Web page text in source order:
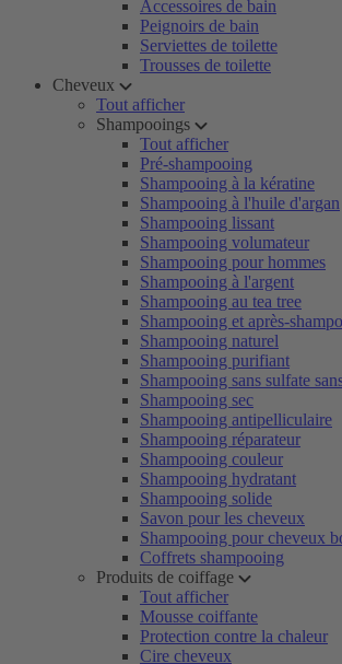
Accessoires de bain
Peignoirs de bain
Serviettes de toilette
Trousses de toilette
Cheveux
Tout afficher
Shampooings
Tout afficher
Pré-shampooing
Shampooing à la kératine
Shampooing à l'huile d'argan
Shampooing lissant
Shampooing volumateur
Shampooing pour hommes
Shampooing à l'argent
Shampooing au tea tree
Shampooing et après-
Shampooing naturel
Shampooing purifiant
Shampooing sans sulfate
Shampooing sec
Shampooing antipelliculaire
Shampooing réparateur
Shampooing couleur
Shampooing hydratant
Shampooing solide
Savon pour les cheveux
Shampooing pour cheveux
Coffrets shampooing
Produits de coiffage
Tout afficher
Mousse coiffante
Protection contre la chaleur
Cire cheveux